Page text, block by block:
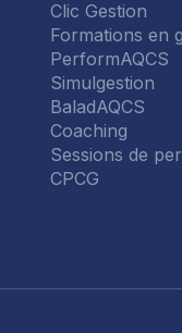
BALADOS
Clic Gestion
Formations en
PerformAQCS
Simulgestion
BaladAQCS
Coaching
Sessions de
CPCG